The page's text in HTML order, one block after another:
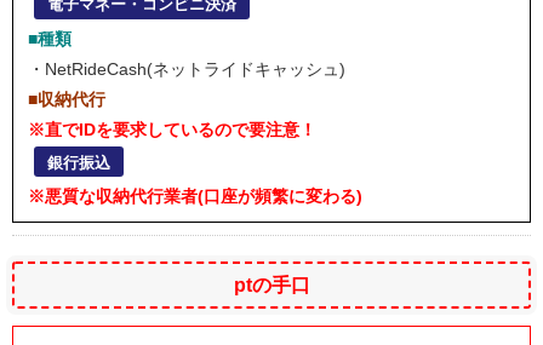
電子マネー・コンビニ決済
■種類
・NetRideCash(ネットライドキャッシュ)
■収納代行
※直でIDを要求しているので要注意！
銀行振込
※悪質な収納代行業者(口座が頻繁に変わる)
ptの手口